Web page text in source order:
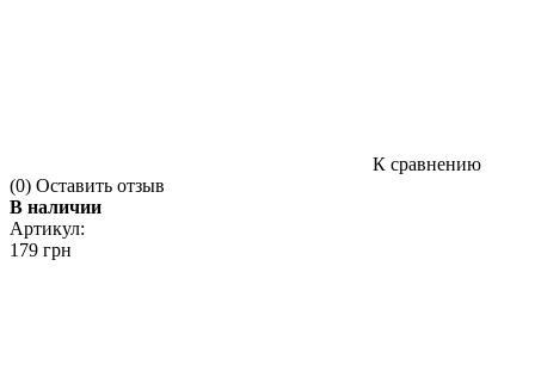
К сравнению
(0) Оставить отзыв
В наличии
Артикул:
179 грн